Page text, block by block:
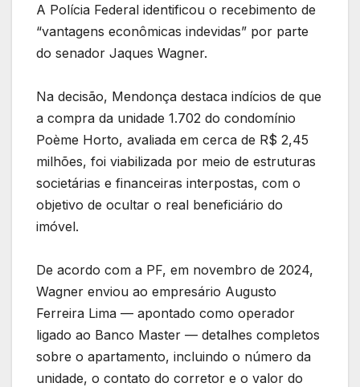
A Polícia Federal identificou o recebimento de
“vantagens econômicas indevidas” por parte
do senador Jaques Wagner.
Na decisão, Mendonça destaca indícios de que
a compra da unidade 1.702 do condomínio
Poème Horto, avaliada em cerca de R$ 2,45
milhões, foi viabilizada por meio de estruturas
societárias e financeiras interpostas, com o
objetivo de ocultar o real beneficiário do
imóvel.
De acordo com a PF, em novembro de 2024,
Wagner enviou ao empresário Augusto
Ferreira Lima — apontado como operador
ligado ao Banco Master — detalhes completos
sobre o apartamento, incluindo o número da
unidade, o contato do corretor e o valor do